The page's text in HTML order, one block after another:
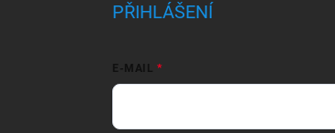
PŘIHLÁŠENÍ
E-MAIL